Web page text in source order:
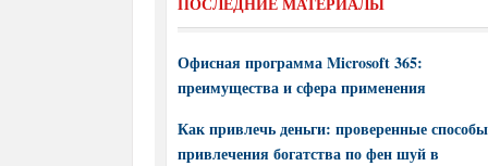
Офисная программа Microsoft 365:
преимущества и сфера применения
Как привлечь деньги: проверенные способы
привлечения богатства по фен шуй в